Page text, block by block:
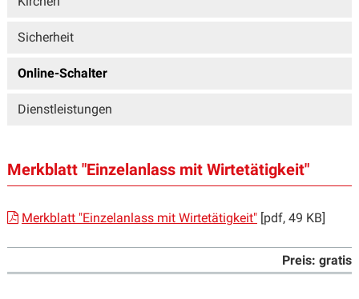
Sicherheit
Online-Schalter
Dienstleistungen
Merkblatt "Einzelanlass mit Wirtetätigkeit"
Merkblatt "Einzelanlass mit Wirtetätigkeit"[pdf, 49 KB]
Preis: gratis